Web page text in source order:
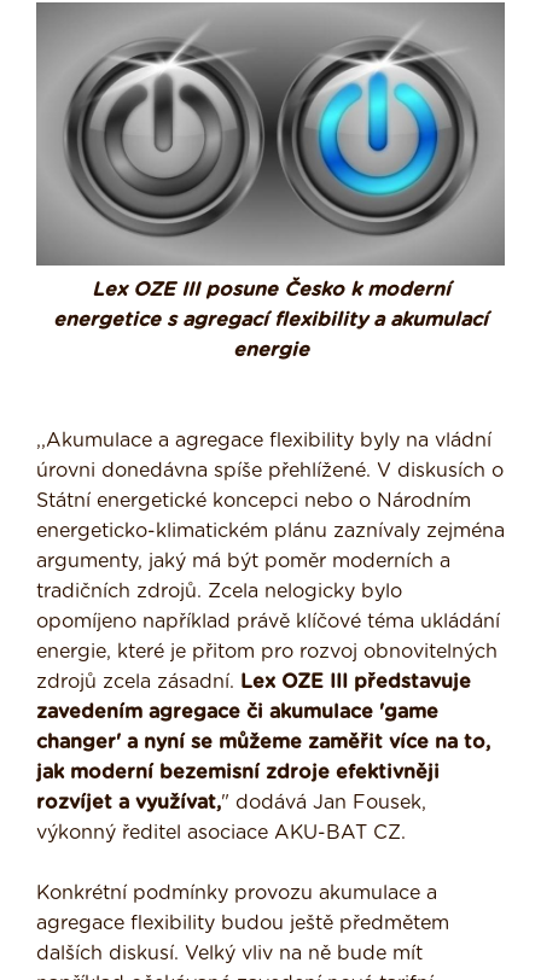
Lex OZE III posune Česko k moderní
energetice s agregací flexibility a akumulací
energie
,,Akumulace a agregace flexibility byly na vládní
úrovni donedávna spíše přehlížené. V diskusích o
Státní energetické koncepci nebo o Národním
energeticko-klimatickém plánu zaznívaly zejména
argumenty, jaký má být poměr moderních a
tradičních zdrojů. Zcela nelogicky bylo
opomíjeno například právě klíčové téma ukládání
energie, které je přitom pro rozvoj obnovitelných
zdrojů zcela zásadní. Lex OZE III představuje
zavedením agregace či akumulace 'game
changer' a nyní se můžeme zaměřit více na to,
jak moderní bezemisní zdroje efektivněji
rozvíjet a využívat," dodává Jan Fousek,
výkonný ředitel asociace AKU-BAT CZ.
Konkrétní podmínky provozu akumulace a
agregace flexibility budou ještě předmětem
dalších diskusí. Velký vliv na ně bude mít